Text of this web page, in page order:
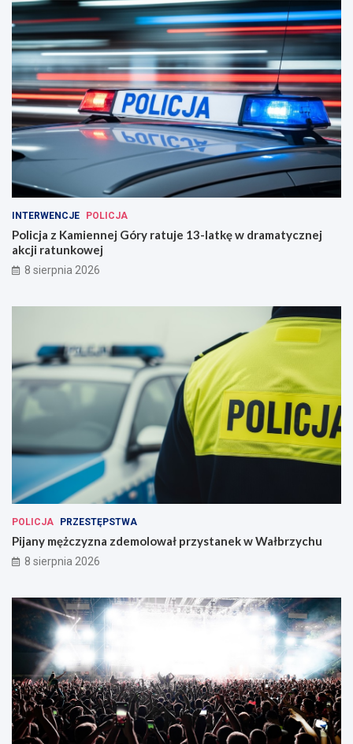
INTERWENCJE POLICJA
Policja z Kamiennej Góry ratuje 13-latkę w dramatycznej
akcji ratunkowej
8 sierpnia 2026
POLICJA PRZESTĘPSTWA
Pijany mężczyzna zdemolował przystanek w Wałbrzychu
8 sierpnia 2026